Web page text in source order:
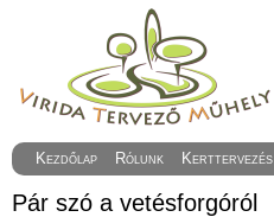
Kezdőlap Rólunk Kerttervezés
Pár szó a vetésforgóról